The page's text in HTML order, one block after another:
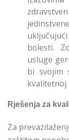
bolesti.
usluge
bi svojim
kvalitetnoj
Rješenja za
Za